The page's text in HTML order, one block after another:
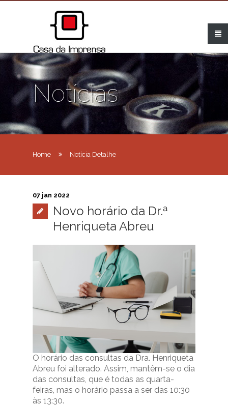
Notícias
Home Notícia Detalhe
07 jan 2022
Novo horário da Dr.ª
Henriqueta Abreu
O horário das consultas da Dra. Henriqueta
Abreu foi alterado. Assim, mantêm-se o dia
das consultas, que é todas as quarta-
feiras, mas o horário passa a ser das 10:30
às 13:30.